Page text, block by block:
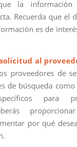
la información
Recuerda que el
es de
al
proveedores de
de búsqueda como
para
por qué